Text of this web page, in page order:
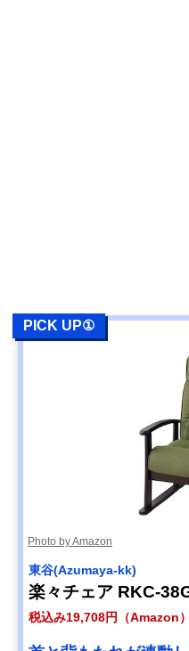
PICK UP①
Photo by Amazon
東谷(Azumaya-kk)
楽々チェア RKC-
税込み19,708円（Amazon）